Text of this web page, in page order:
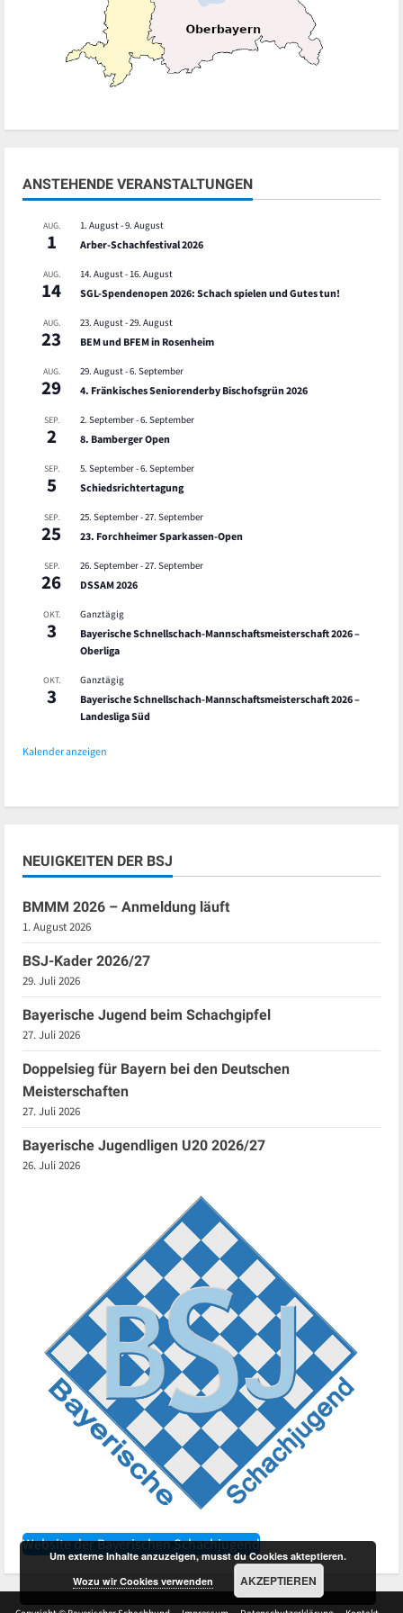
ANSTEHENDE VERANSTALTUNGEN
AUG.
1
1. August-9. August
Arber-Schachfestival 2026
AUG.
14
14. August- 16. August
SGL-Spendenopen 2026: Schach spielen und Gutes tun!
AUG.
23
23. August-29. August
BEM und BFEM in Rosenheim
AUG.
29
29. August-6. September
4. Fränkisches Seniorenderby Bischofsgrün 2026
SEP.
2
2. September-6. September
8. Bamberger Open
SEP.
5
5. September-6. September
Schiedsrichtertagung
SEP.
25
25. September-27. September
23. Forchheimer Sparkassen-Open
SEP.
26
26. September-27. September
DSSAM 2026
OKT.
3
Ganztägig
Bayerische Schnellschach-Mannschaftsmeisterschaft 2026 –
Oberliga
OKT.
3
Ganztägig
Bayerische Schnellschach-Mannschaftsmeisterschaft 2026 –
Landesliga Süd
Kalender anzeigen
NEUIGKEITEN DER BSJ
BMMM 2026 – Anmeldung läuft
1. August 2026
BSJ-Kader 2026/27
29. Juli 2026
Bayerische Jugend beim Schachgipfel
27. Juli 2026
Doppelsieg für Bayern bei den Deutschen
Meisterschaften
27. Juli 2026
Bayerische Jugendligen U20 2026/27
26. Juli 2026
Website der Bayerischen Schachjugend
Um externe Inhalte anzuzeigen, musst du Cookies akteptieren.
Wozu wir Cookies verwenden
AKZEPTIEREN